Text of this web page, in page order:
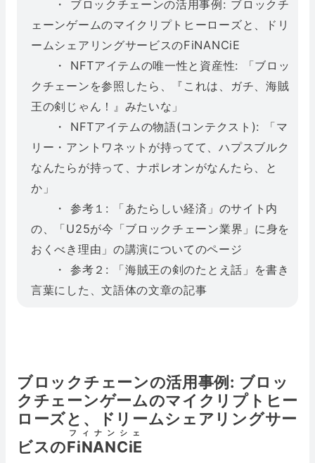
・ ブロックチェーンの活用事例: ブロックチ
ェーンゲームのマイクリプトヒーローズと、ドリ
ームシェアリングサービスのFiNANCiE
・ NFTアイテムの唯一性と資産性: 「ブロッ
クチェーンを参照したら、『これは、ガチ、海賊
王の剣じゃん！』みたいな」
・ NFTアイテムの物語(コンテクスト): 「マ
リー・アントワネットが持ってて、ハプスブルク
なんたらが持って、ナポレオンがなんたら、と
か」
・ 参考１: 「あたらしい経済」のサイト内
の、「U25が今「ブロックチェーン業界」に身を
おくべき理由」の講演についてのページ
・ 参考２: 「海賊王の剣のたとえ話」を書き
言葉にした、文語体の文章の記事
ブロックチェーンの活用事例: ブロッ
クチェーンゲームのマイクリプトヒー
ローズと、ドリームシェアリングサー
ビスのFiNANCiE
フィナンシェ